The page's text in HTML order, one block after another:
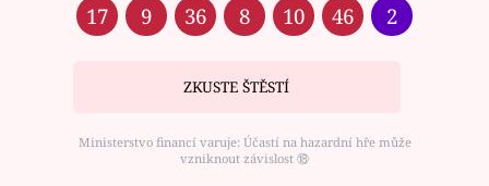
17 9 36 8 10 46 2
ZKUSTE ŠTĚSTÍ
Ministerstvo financí varuje: Účastí na hazardní hře může
vzniknout závislost ⑱